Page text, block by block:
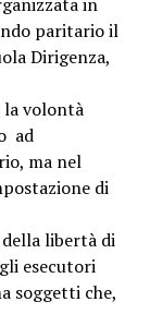
paritario il
Dirigenza,
volontà
ad
ma nel
di
libertà di
esecutori
soggetti che,